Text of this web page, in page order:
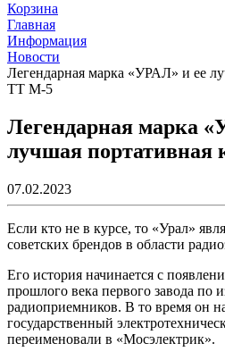
Корзина
Главная
Информация
Новости
Легендарная марка «УРАЛ» и ее
ТТ М‑5
Легендарная марка
лучшая портативная
07.02.2023
Если кто не в курсе, то «Урал»
советских брендов в области
Его история начинается с
прошлого века первого завода по
радиоприемников. В то время он
государственный
переименовали в «Мосэлектрик».